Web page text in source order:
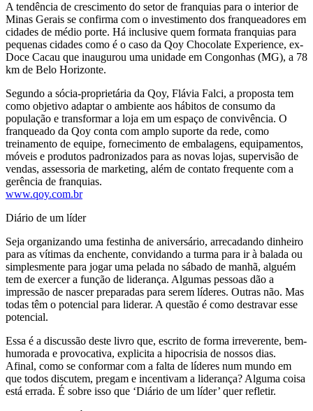
A tendência de crescimento do setor de franquias para o interior de
Minas Gerais se confirma com o investimento dos franqueadores em
cidades de médio porte. Há inclusive quem formata franquias para
pequenas cidades como é o caso da Qoy Chocolate Experience, ex-
Doce Cacau que inaugurou uma unidade em Congonhas (MG), a 78
km de Belo Horizonte.
Segundo a sócia-proprietária da Qoy, Flávia Falci, a proposta tem
como objetivo adaptar o ambiente aos hábitos de consumo da
população e transformar a loja em um espaço de convivência. O
franqueado da Qoy conta com amplo suporte da rede, como
treinamento de equipe, fornecimento de embalagens, equipamentos,
móveis e produtos padronizados para as novas lojas, supervisão de
vendas, assessoria de marketing, além de contato frequente com a
gerência de franquias.
www.qoy.com.br
Diário de um líder
Seja organizando uma festinha de aniversário, arrecadando dinheiro
para as vítimas da enchente, convidando a turma para ir à balada ou
simplesmente para jogar uma pelada no sábado de manhã, alguém
tem de exercer a função de liderança. Algumas pessoas dão a
impressão de nascer preparadas para serem líderes. Outras não. Mas
todas têm o potencial para liderar. A questão é como destravar esse
potencial.
Essa é a discussão deste livro que, escrito de forma irreverente, bem-
humorada e provocativa, explicita a hipocrisia de nossos dias.
Afinal, como se conformar com a falta de líderes num mundo em
que todos discutem, pregam e incentivam a liderança? Alguma coisa
está errada. É sobre isso que ‘Diário de um líder’ quer refletir.